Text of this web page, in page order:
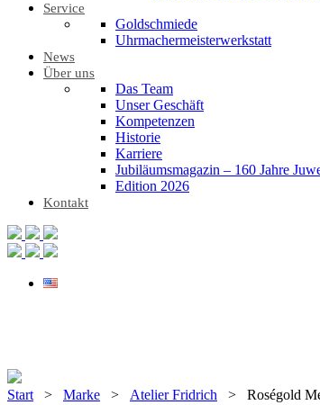
Service
Goldschmiede
Uhrmachermeisterwerkstatt
News
Über uns
Das Team
Unser Geschäft
Kompetenzen
Historie
Karriere
Jubiläumsmagazin – 160 Jahre
Edition 2026
Kontakt
Start > Marke > Atelier Fridrich > Roségold